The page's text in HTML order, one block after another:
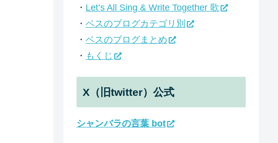
・ Let’s All Sing & Write Together 歌
・ ベスのブログカテゴリ別
・ ベスのブログまとめ
・ もくじ
X（旧twitter）公式
シャンバラの言葉 bot